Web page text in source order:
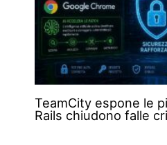
TeamCity espone le
Rails chiudono falle